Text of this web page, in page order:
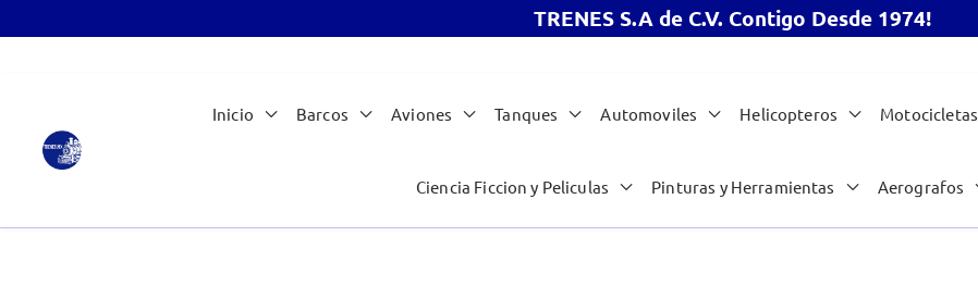
TRENES S.A de C.V. Contigo Desde 1974!
contenido
Inicio Barcos Aviones Tanques Automoviles Helicopteros Motocicletas
Ciencia Ficcion y Peliculas Pinturas y Herramientas Aerografos